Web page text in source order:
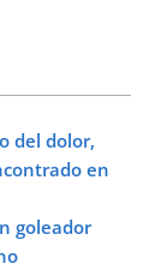
del dolor,
en
goleador